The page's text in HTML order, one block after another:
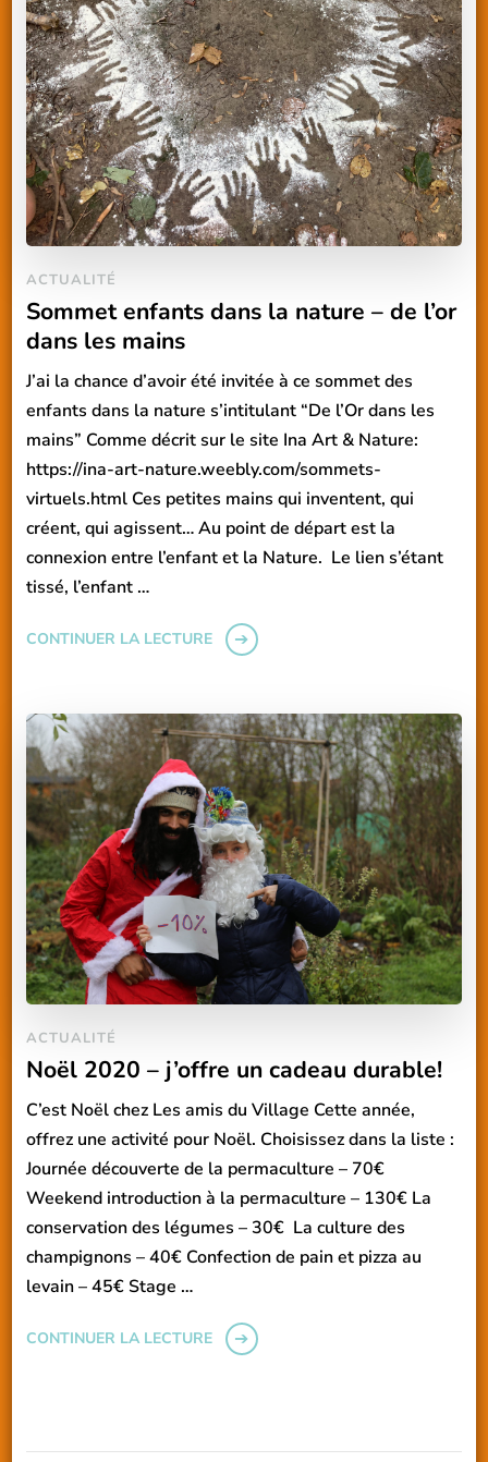
ACTUALITÉ
Sommet enfants dans la nature – de l’or
dans les mains
J’ai la chance d’avoir été invitée à ce sommet des
enfants dans la nature s’intitulant “De l’Or dans les
mains” Comme décrit sur le site Ina Art & Nature:
https://ina-art-nature.weebly.com/sommets-
virtuels.html Ces petites mains qui inventent, qui
créent, qui agissent… Au point de départ est la
connexion entre l’enfant et la Nature. Le lien s’étant
tissé, l’enfant …
CONTINUER LA LECTURE
ACTUALITÉ
Noël 2020 – j’offre un cadeau durable!
C’est Noël chez Les amis du Village Cette année,
offrez une activité pour Noël. Choisissez dans la liste :
Journée découverte de la permaculture – 70€
Weekend introduction à la permaculture – 130€ La
conservation des légumes – 30€ La culture des
champignons – 40€ Confection de pain et pizza au
levain – 45€ Stage …
CONTINUER LA LECTURE